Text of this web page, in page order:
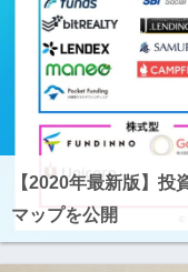
【2020年最新版】投
マップを公開